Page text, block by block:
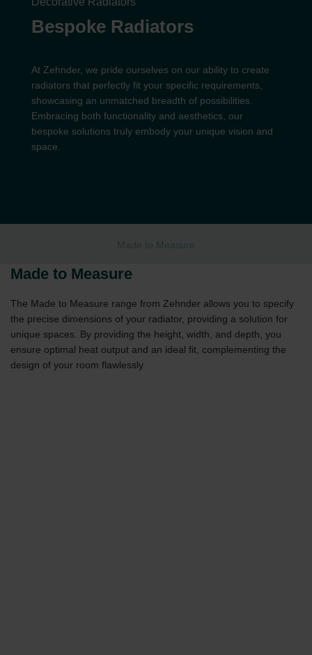
Bespoke Radiators
At Zehnder, we pride ourselves on our ability to create
radiators that perfectly fit your specific requirements,
showcasing an unmatched breadth of possibilities.
Embracing both functionality and aesthetics, our
bespoke solutions truly embody your unique vision and
space.
Made to Measure
Made to Measure
The Made to Measure range from Zehnder allows you to specify
the precise dimensions of your radiator, providing a solution for
unique spaces. By providing the height, width, and depth, you
ensure optimal heat output and an ideal fit, complementing the
design of your room flawlessly.